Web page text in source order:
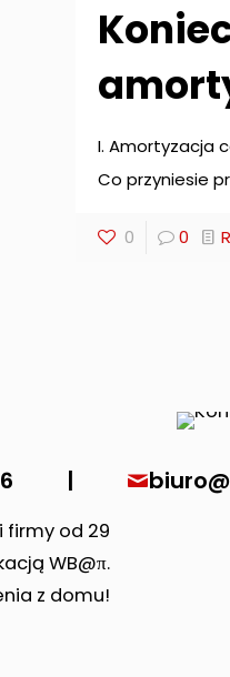
I. Amortyzacja
Co przyniesie
0 0
|
firmy od 29
WB@π.
z domu!